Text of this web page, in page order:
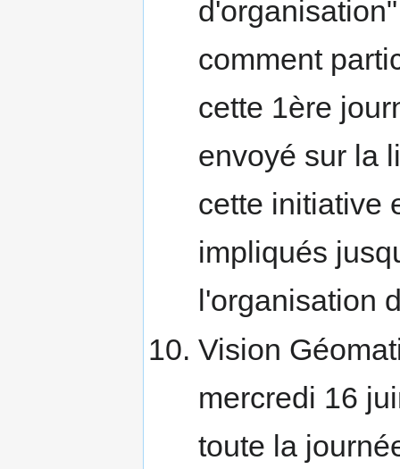
comment
cette 1ère
envoyé sur la
cette initiative
impliqués
l'organisation
Vision
mercredi 16
toute la